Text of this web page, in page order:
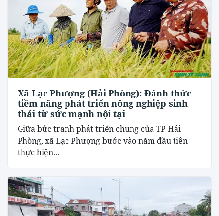
Xã Lạc Phượng (Hải Phòng): Đánh thức
tiềm năng phát triển nông nghiệp sinh
thái từ sức mạnh nội tại
​Giữa bức tranh phát triển chung của TP Hải
Phòng, xã Lạc Phượng bước vào năm đầu tiên
thực hiện...